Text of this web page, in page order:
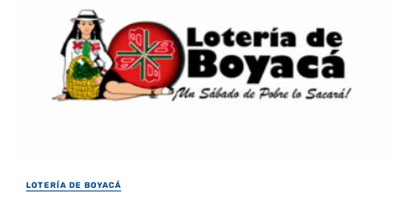
LOTERÍA DE BOYACÁ